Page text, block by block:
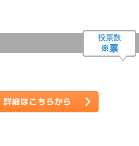
投票数
※票